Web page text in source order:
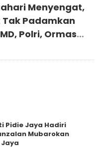
Menyengat,
Padamkan
Polri, Ormas
Hermest
Pidie Jaya Hadiri
Mubarokan